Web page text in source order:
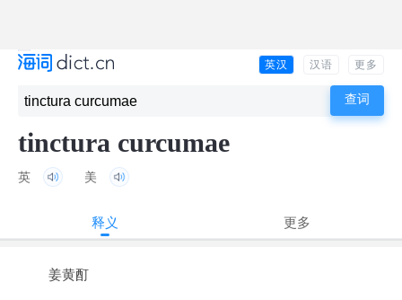
英汉 汉语 更多
tinctura curcumae
英 美
释义 更多
姜黄酊